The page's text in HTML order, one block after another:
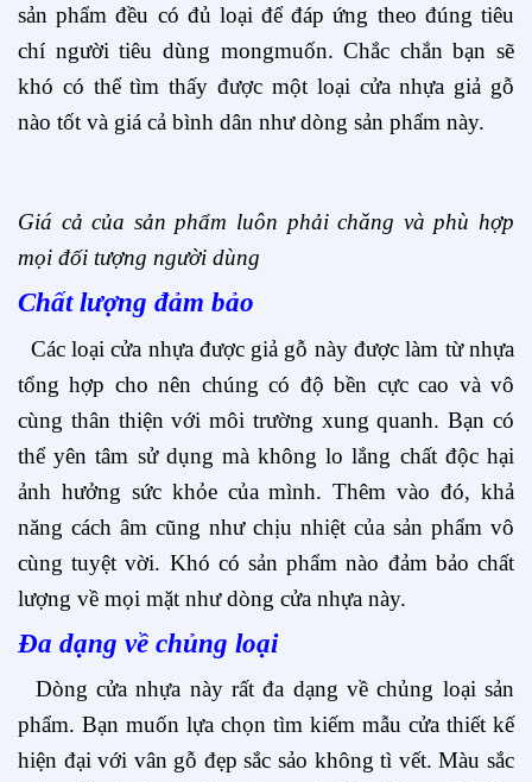
sản phẩm đều có đủ loại để đáp ứng theo đúng tiêu
chí người tiêu dùng mongmuốn. Chắc chắn bạn sẽ
khó có thể tìm thấy được một loại cửa nhựa giả gỗ
nào tốt và giá cả bình dân như dòng sản phẩm này.
Giá cả của sản phẩm luôn phải chăng và phù hợp
mọi đối tượng người dùng
Chất lượng đảm bảo
Các loạicửa nhựađược giả gỗ này được làm từ nhựa
tổng hợp cho nên chúng có độ bền cực cao và vô
cùng thân thiện với môi trường xung quanh. Bạn có
thể yên tâm sử dụng mà không lo lắng chất độc hại
ảnh hưởng sức khỏe của mình. Thêm vào đó, khả
năng cách âm cũng như chịu nhiệt của sản phẩm vô
cùng tuyệt vời. Khó có sản phẩm nào đảm bảo chất
lượng về mọi mặt như dòng cửa nhựa này.
Đa dạng về chủng loại
Dòng cửa nhựa này rất đa dạng về chủng loại sản
phẩm. Bạn muốn lựa chọn tìm kiếm mẫu cửa thiết kế
hiện đại với vân gỗ đẹp sắc sảo không tì vết. Màu sắc